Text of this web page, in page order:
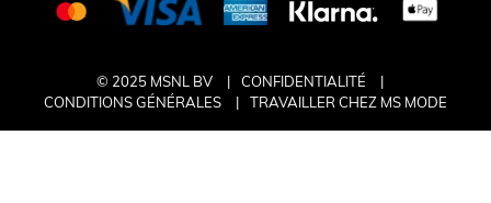
© 2025 MSNL BV
CONFIDENTIALITÉ
CONDITIONS GÉNÉRALES
TRAVAILLER CHEZ MS MODE